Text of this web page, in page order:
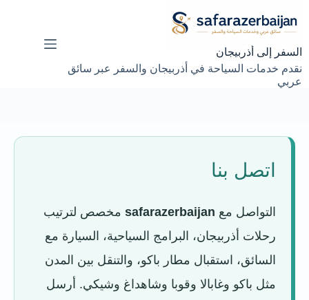
إلى
المحتوى
السفر إلى أذربيجان
نقدم خدمات السياحة في أذربيجان والسفر عبر سائق
عربي
اتصل بنا
التواصل مع safarazerbaijan مخصص لترتيب
رحلات أذربيجان، البرامج السياحية، السيارة مع
السائق، استقبال مطار باكو، والتنقل بين المدن
مثل باكو وغابالا وقوبا وشاهداغ وشيكي. أرسل